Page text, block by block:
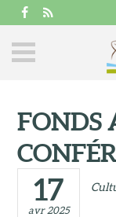
FONDS
17
avr 2025